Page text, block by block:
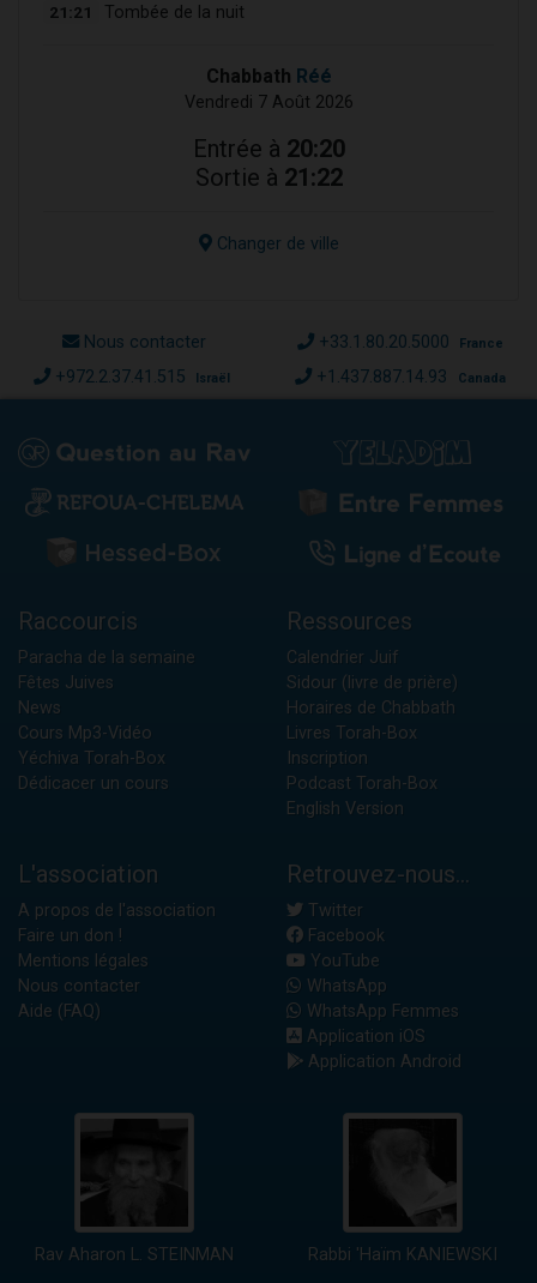
21:21 Tombée de la nuit
Chabbath Réé
Vendredi 7 Août 2026
Entrée à 20:20
Sortie à 21:22
Changer de ville
Nous contacter +33.1.80.20.5000 France
+972.2.37.41.515 Israël +1.437.887.14.93 Canada
Raccourcis
Paracha de la semaine
Fêtes Juives
News
Cours Mp3-Vidéo
Yéchiva Torah-Box
Dédicacer un cours
Ressources
Calendrier Juif
Sidour (livre de prière)
Horaires de Chabbath
Livres Torah-Box
Inscription
Podcast Torah-Box
English Version
L'association
A propos de l'association
Faire un don !
Mentions légales
Nous contacter
Aide (FAQ)
Retrouvez-nous...
Twitter
Facebook
YouTube
WhatsApp
WhatsApp Femmes
Application iOS
Application Android
Rav Aharon L. STEINMAN Rabbi 'Haïm KANIEWSKI